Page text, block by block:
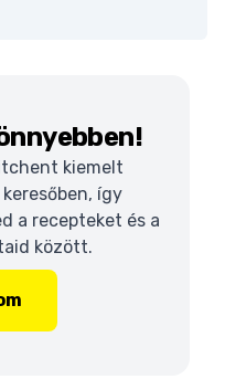
kiemelt
így
a recepteket és a
között.